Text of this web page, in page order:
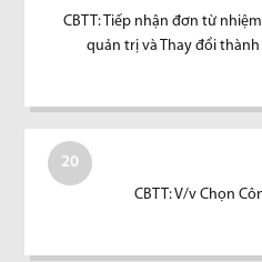
CBTT: Tiếp nhận đơn từ
quản trị và Thay đổi
20
CBTT: V/v Chọn